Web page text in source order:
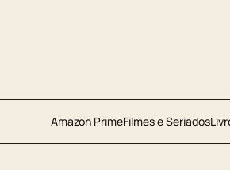
Amazon PrimeFilmes e Seriados